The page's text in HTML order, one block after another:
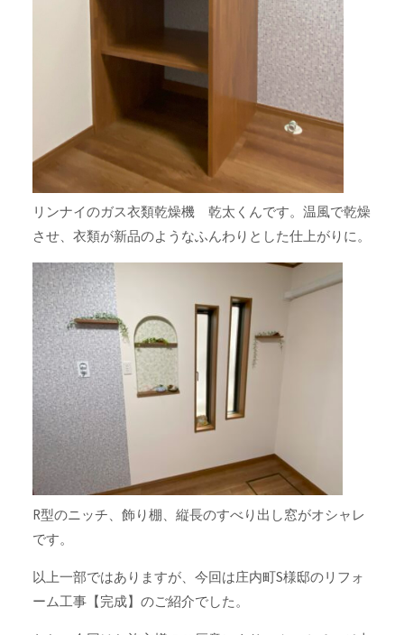
リンナイのガス衣類乾燥機 乾太くんです。温風で乾燥
させ、衣類が新品のようなふんわりとした仕上がりに。
R型のニッチ、飾り棚、縦長のすべり出し窓がオシャレ
です。
以上一部ではありますが、今回は庄内町S様邸のリフォ
ーム工事【完成】のご紹介でした。